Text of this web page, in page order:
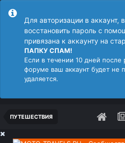
Для авторизации в аккаунт,
восстановить пароль с
привязана к аккаунту на
ПАПКУ СПАМ!
Если в течении 10 дней после
форуме ваш аккаунт будет не
удаляется.
ПУТЕШЕСТВИЯ